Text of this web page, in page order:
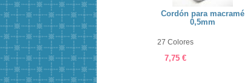
macramé
1mm
Nylon transparente
0,45mm
1,50 €
Cordón para macramé
0,5mm
27 Colores
7,75 €